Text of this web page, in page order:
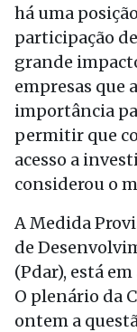
há uma
participação
grande
empresas que
importância
permitir que
acesso a
considerou o
A Medida
de
(Pdar), está
O plenário da
ontem a